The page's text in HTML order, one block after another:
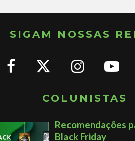
SIGAM NOSSAS
COLUNISTAS
Recomendações
Black Friday